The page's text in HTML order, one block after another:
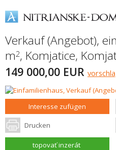
Verkauf (Angebot),
m2, Komjatice,
149 000,00 EUR
Interesse zufügen
Drucken
topovať inzerát